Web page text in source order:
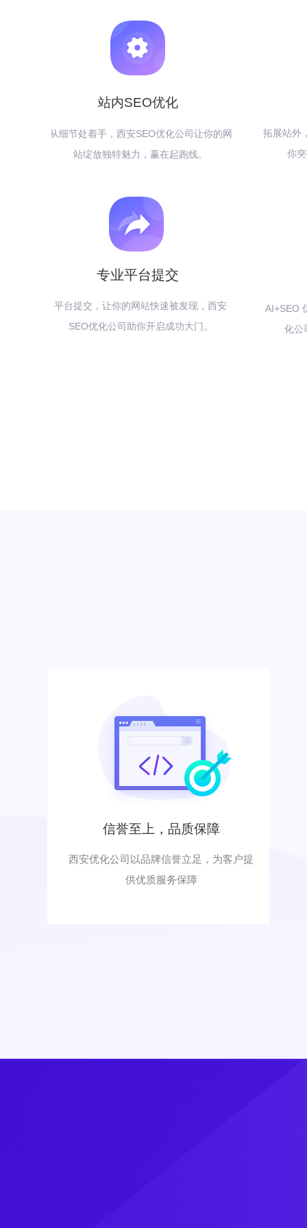
站内SEO优化
从细节处着手，西安SEO优化公司让你的网
站绽放独特魅力，赢在起跑线。
拓展站外
你
专业平台提交
平台提交，让你的网站快速被发现，西安
SEO优化公司助你开启成功大门。
AI+SEO
化公
信誉至上，品质保障
西安优化公司以品牌信誉立足，为客户提
供优质服务保障